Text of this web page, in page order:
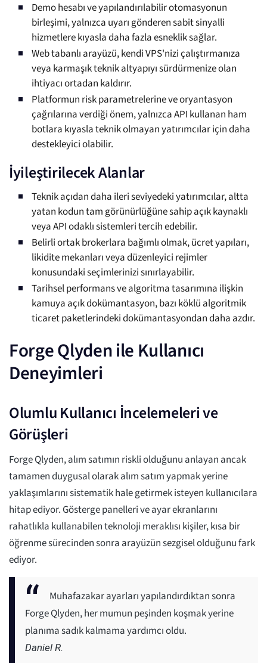
Demo hesabı ve yapılandırılabilir otomasyonun
birleşimi, yalnızca uyarı gönderen sabit sinyalli
hizmetlere kıyasla daha fazla esneklik sağlar.
Web tabanlı arayüzü, kendi VPS'nizi çalıştırmanıza
veya karmaşık teknik altyapıyı sürdürmenize olan
ihtiyacı ortadan kaldırır.
Platformun risk parametrelerine ve oryantasyon
çağrılarına verdiği önem, yalnızca API kullanan ham
botlara kıyasla teknik olmayan yatırımcılar için daha
destekleyici olabilir.
İyileştirilecek Alanlar
Teknik açıdan daha ileri seviyedeki yatırımcılar, altta
yatan kodun tam görünürlüğüne sahip açık kaynaklı
veya API odaklı sistemleri tercih edebilir.
Belirli ortak brokerlara bağımlı olmak, ücret yapıları,
likidite mekanları veya düzenleyici rejimler
konusundaki seçimlerinizi sınırlayabilir.
Tarihsel performans ve algoritma tasarımına ilişkin
kamuya açık dokümantasyon, bazı köklü algoritmik
ticaret paketlerindeki dokümantasyondan daha azdır.
Forge Qlyden ile Kullanıcı
Deneyimleri
Olumlu Kullanıcı İncelemeleri ve
Görüşleri
Forge Qlyden, alım satımın riskli olduğunu anlayan ancak
tamamen duygusal olarak alım satım yapmak yerine
yaklaşımlarını sistematik hale getirmek isteyen kullanıcılara
hitap ediyor. Gösterge panelleri ve ayar ekranlarını
rahatlıkla kullanabilen teknoloji meraklısı kişiler, kısa bir
öğrenme sürecinden sonra arayüzün sezgisel olduğunu fark
ediyor.
Muhafazakar ayarları yapılandırdıktan sonra
Forge Qlyden, her mumun peşinden koşmak yerine
planıma sadık kalmama yardımcı oldu.
Daniel R.